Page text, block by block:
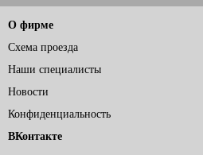
О фирме
Схема проезда
Наши специалисты
Новости
Конфиденциальность
ВКонтакте